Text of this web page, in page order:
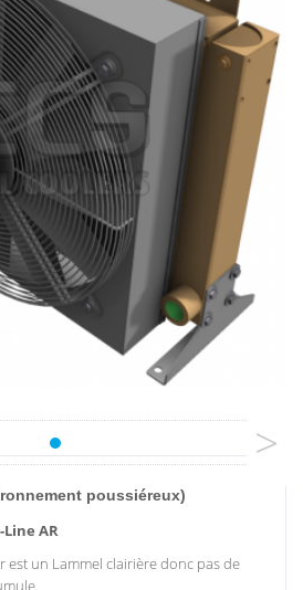
>
poussiéreux)
-Line AR
est un Lammel clairière donc pas de